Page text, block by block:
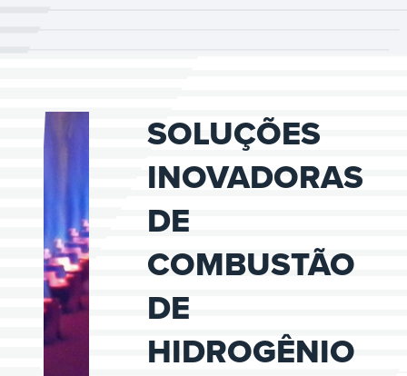
SOLUÇÕES
INOVADORAS
DE
COMBUSTÃO
DE
HIDROGÊNIO